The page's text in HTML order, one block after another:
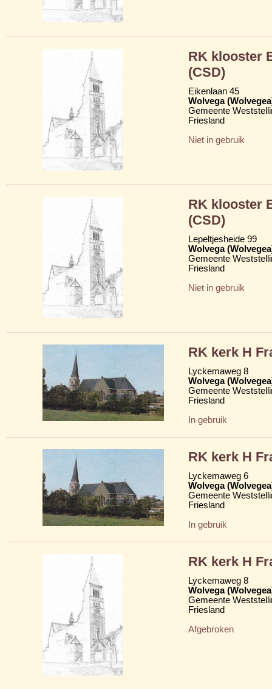
RK klooster
(CSD)
Eikenlaan 45
Wolvega
Gemeente
Friesland
Niet in gebruik
RK klooster
(CSD)
Lepeltjesheide 99
Wolvega
Gemeente
Friesland
Niet in gebruik
RK kerk H
Lyckemaweg 8
Wolvega
Gemeente
Friesland
In gebruik
RK kerk H
Lyckemaweg 6
Wolvega
Gemeente
Friesland
In gebruik
RK kerk H
Lyckemaweg 8
Wolvega
Gemeente
Friesland
Afgebroken